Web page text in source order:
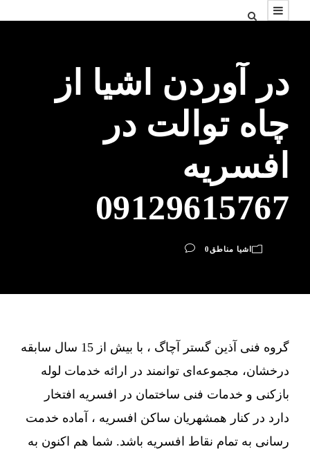
در آوردن اشیا از
چاه توالت در
افسریه
09129615767
اشیا مناطق 0
گروه فنی آذین گستر آچاگ ، با بیش از 15 سال سابقه
درخشان، مجموعه‌ای توانمند در ارائه خدمات لوله
بازکنی و خدمات فنی ساختمان در افسریه افتخار
دارد در کنار همشهریان ساکن افسریه ، آماده خدمت
رسانی به تمام نقاط افسریه باشد. شما هم اکنون به